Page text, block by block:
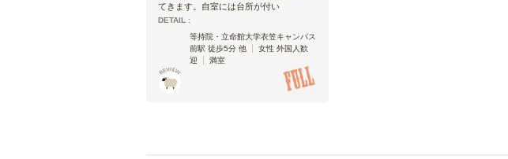
てきます。自室には台所が付い
DETAIL :
等持院・立命館大学衣笠キャンパス
前駅 徒歩5分 他
女性 外国人歓
迎
満室